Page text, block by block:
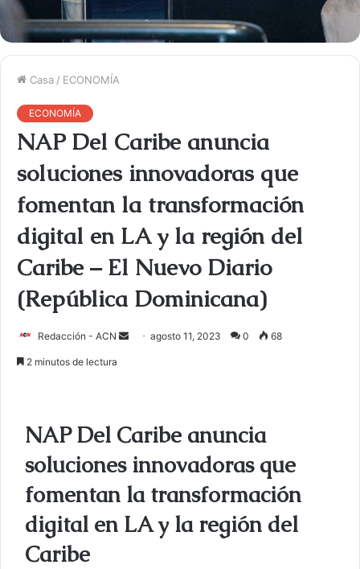
Casa / ECONOMÍA
ECONOMÍA
NAP Del Caribe anuncia
soluciones innovadoras que
fomentan la transformación
digital en LA y la región del
Caribe – El Nuevo Diario
(República Dominicana)
Redacción - ACN
r
n
r
agosto 11, 2023 0 68
2 minutos de lectura
NAP Del Caribe anuncia
soluciones innovadoras que
fomentan la transformación
digital en LA y la región del
Caribe